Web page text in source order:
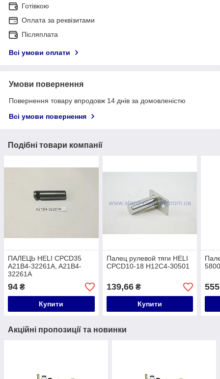
Готівкою
Оплата за реквізитами
Післяплата
Всі умови оплати
Умови повернення
Повернення товару впродовж 14 днів за домовленістю
Всі умови повернення
Подібні товари компанії
ПАЛЕЦЬ HELI CPCD35
A21B4-32261A, A21B4-
32261A
94 ₴
Купити
Палец рулевой тяги HELI
CPCD10-18 H12C4-30501
139,66₴
Купити
Акційні пропозиції та новинки